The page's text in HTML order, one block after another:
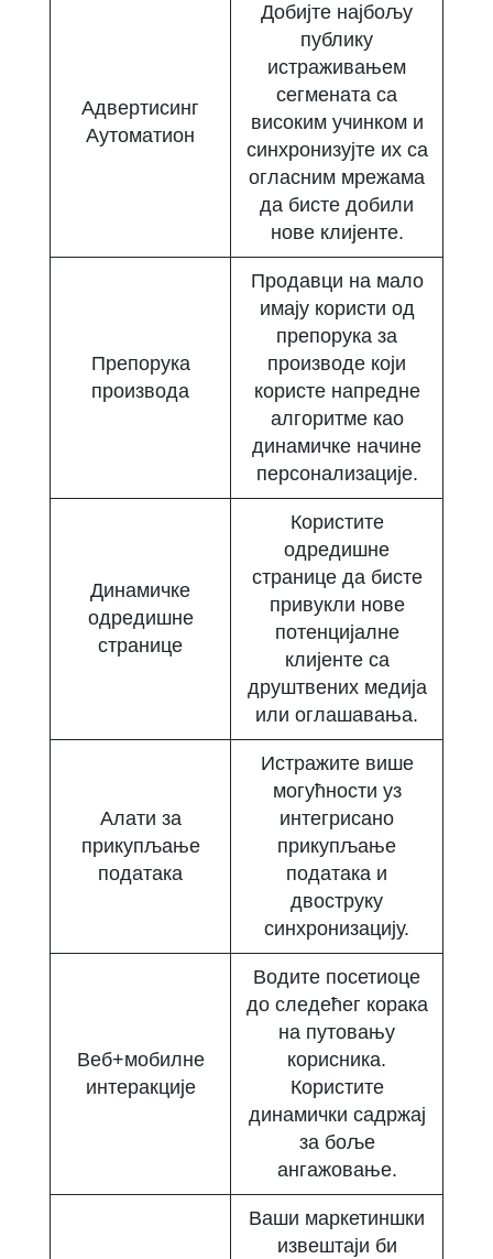
Адвертисинг
Аутоматион
Добијте најбољу
публику
истраживањем
сегмената са
високим учинком и
синхронизујте их са
огласним мрежама
да бисте добили
нове клијенте.
Препорука
производа
Продавци на мало
имају користи од
препорука за
производе који
користе напредне
алгоритме као
динамичке начине
персонализације.
Динамичке
одредишне
странице
Користите
одредишне
странице да бисте
привукли нове
потенцијалне
клијенте са
друштвених медија
или оглашавања.
Алати за
прикупљање
података
Истражите више
могућности уз
интегрисано
прикупљање
података и
двоструку
синхронизацију.
Веб+мобилне
интеракције
Водите посетиоце
до следећег корака
на путовању
корисника.
Користите
динамички садржај
за боље
ангажовање.
Ваши маркетиншки
извештаји би